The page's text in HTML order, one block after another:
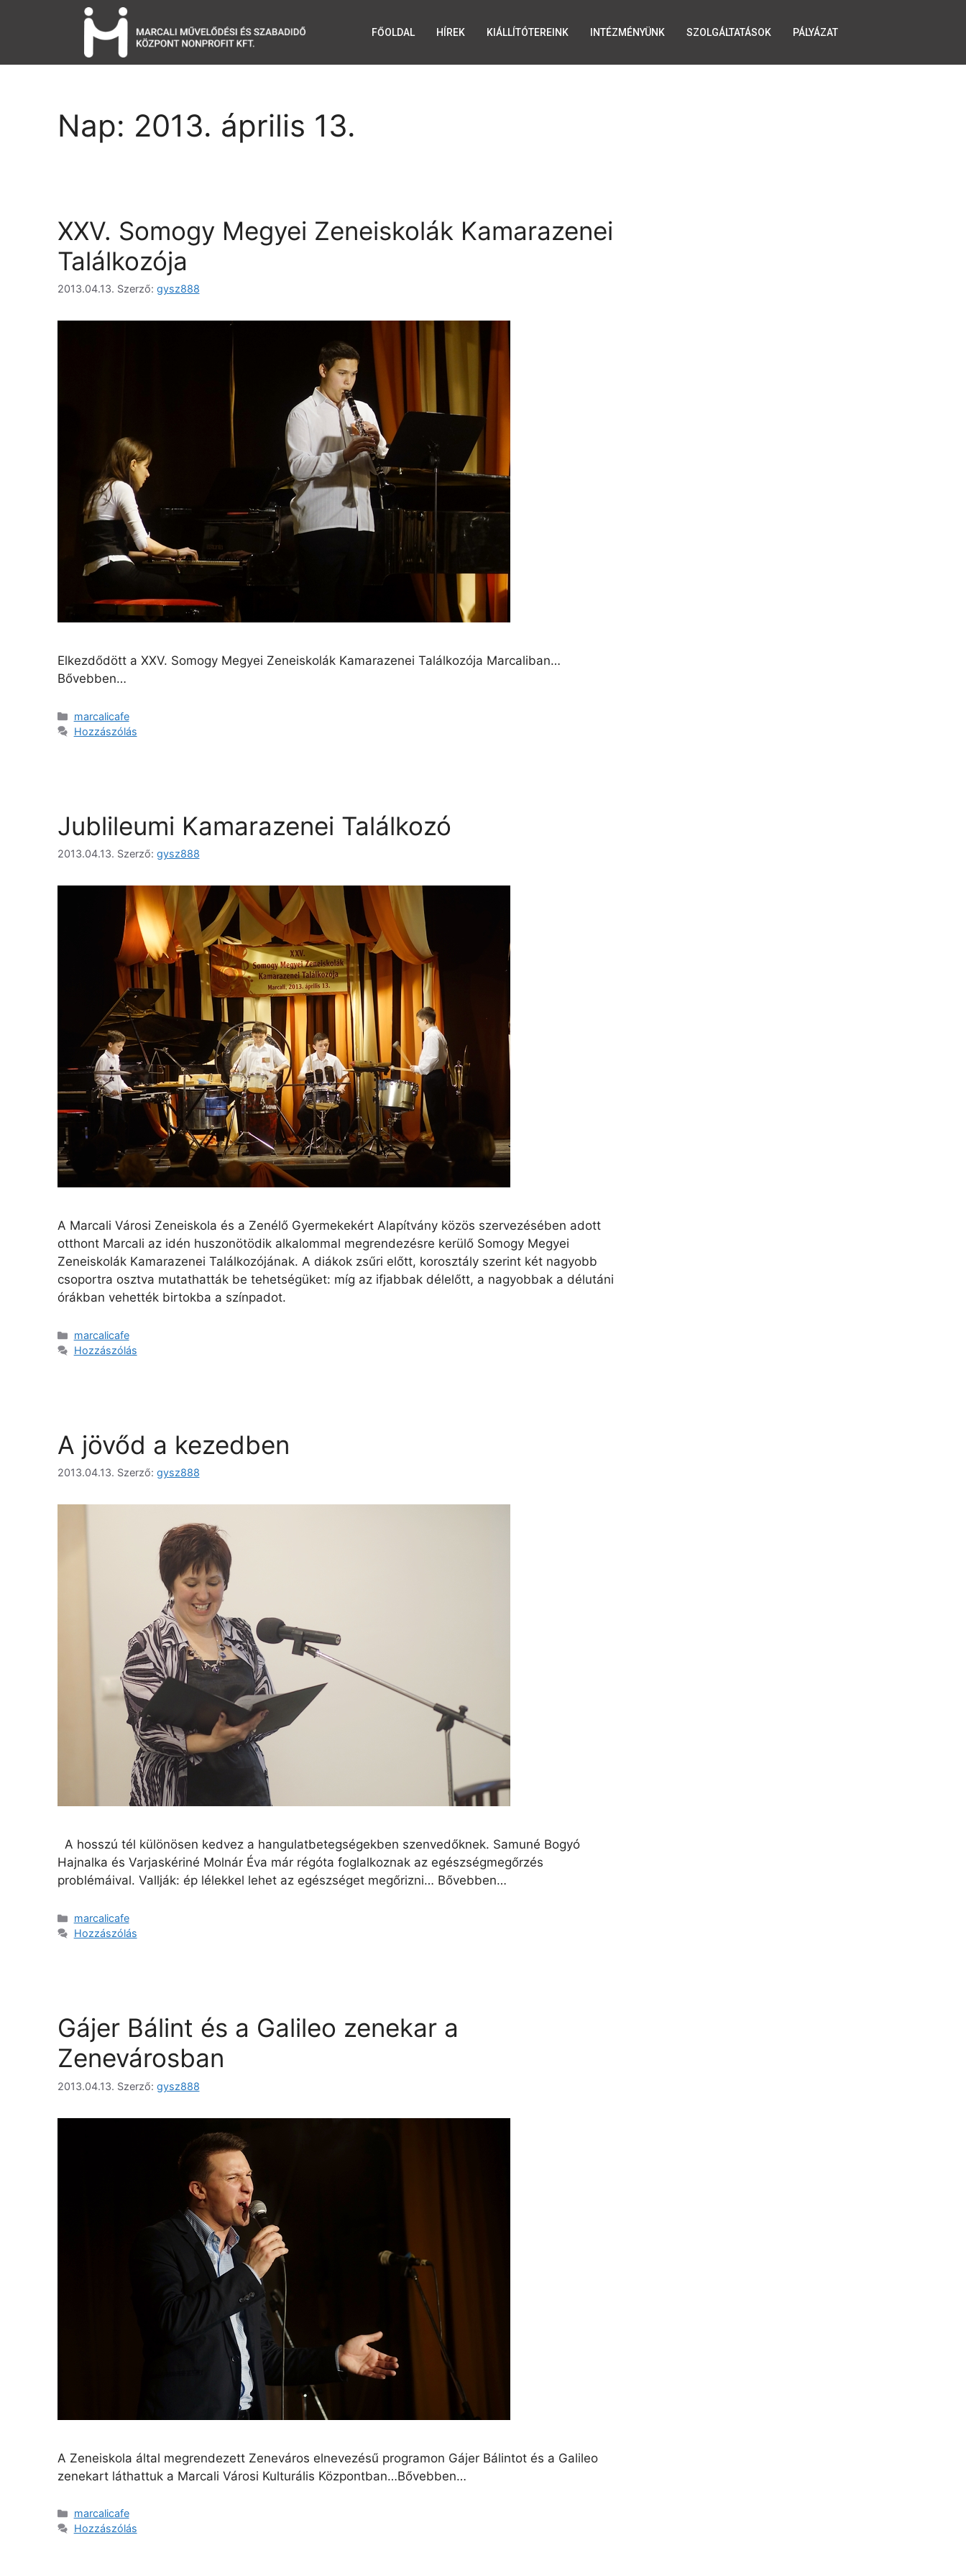
FŐOLDAL HÍREK KIÁLLÍTÓTEREINK INTÉZMÉNYÜNK SZOLGÁLTATÁSOK PÁLYÁZAT
Nap: 2013. április 13.
XXV. Somogy Megyei Zeneiskolák Kamarazenei
Találkozója
2013.04.13. Szerző: gysz888
Elkezdődött a XXV. Somogy Megyei Zeneiskolák Kamarazenei Találkozója Marcaliban…
Bővebben…
marcalicafe
Hozzászólás
Jublileumi Kamarazenei Találkozó
2013.04.13. Szerző: gysz888
A Marcali Városi Zeneiskola és a Zenélő Gyermekekért Alapítvány közös szervezésében adott
otthont Marcali az idén huszonötödik alkalommal megrendezésre kerülő Somogy Megyei
Zeneiskolák Kamarazenei Találkozójának. A diákok zsűri előtt, korosztály szerint két nagyobb
csoportra osztva mutathatták be tehetségüket: míg az ifjabbak délelőtt, a nagyobbak a délutáni
órákban vehették birtokba a színpadot.
marcalicafe
Hozzászólás
A jövőd a kezedben
2013.04.13. Szerző: gysz888
A hosszú tél különösen kedvez a hangulatbetegségekben szenvedőknek. Samuné Bogyó
Hajnalka és Varjaskériné Molnár Éva már régóta foglalkoznak az egészségmegőrzés
problémáival. Vallják: ép lélekkel lehet az egészséget megőrizni… Bővebben…
marcalicafe
Hozzászólás
Gájer Bálint és a Galileo zenekar a
Zenevárosban
2013.04.13. Szerző: gysz888
A Zeneiskola által megrendezett Zeneváros elnevezésű programon Gájer Bálintot és a Galileo
zenekart láthattuk a Marcali Városi Kulturális Központban…Bővebben…
marcalicafe
Hozzászólás